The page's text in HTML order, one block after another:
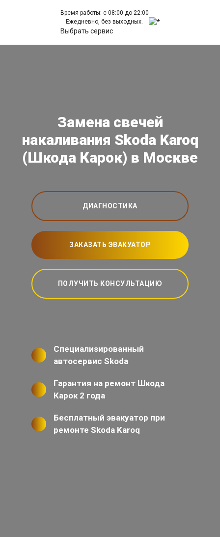
Время работы: с 08:00 до 22:00
Ежедневно, без выходных.
Выбрать сервис
Замена свечей
накаливания Skoda Karoq
(Шкода Карок) в Москве
ДИАГНОСТИКА
ЗАКАЗАТЬ ЭВАКУАТОР
ПОЛУЧИТЬ КОНСУЛЬТАЦИЮ
Специализированный
автосервис Skoda
Гарантия на ремонт Шкода
Карок 2 года
Бесплатный эвакуатор при
ремонте Skoda Karoq